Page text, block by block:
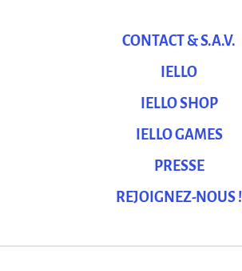
CONTACT & S.A.V.
IELLO
IELLO SHOP
IELLO GAMES
PRESSE
REJOIGNEZ-NOUS !